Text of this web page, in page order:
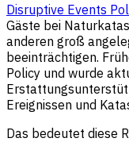
Disruptive Events
Gäste bei
anderen groß
beeinträchtigen.
Policy und wurde
Ereignissen und
Das bedeutet diese